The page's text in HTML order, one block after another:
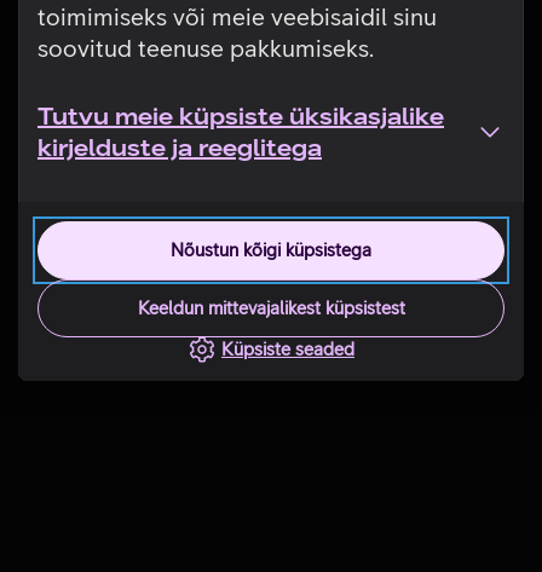
toimimiseks või meie veebisaidil sinu
soovitud teenuse pakkumiseks.
Tutvu meie küpsiste üksikasjalike
kirjelduste ja reeglitega
Nõustun kõigi küpsistega
Keeldun mittevajalikest küpsistest
Küpsiste seaded